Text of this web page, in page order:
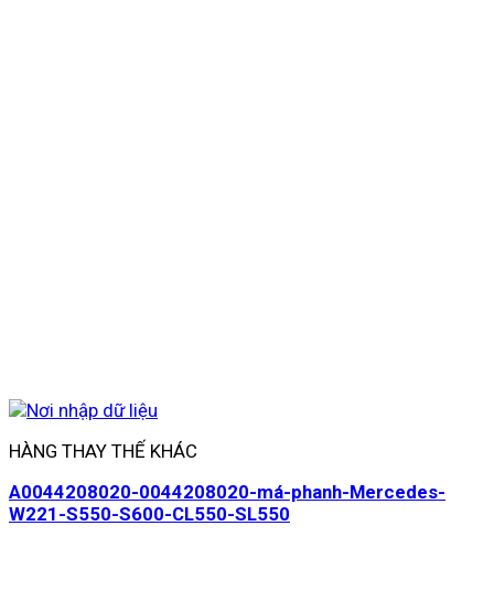
HÀNG THAY THẾ KHÁC
A0044208020-0044208020-má-phanh-Mercedes-
W221-S550-S600-CL550-SL550